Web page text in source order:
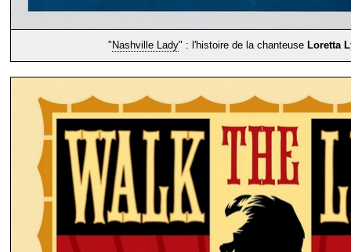
" Nashville Lady" : l'histoire de la chanteuse Loretta